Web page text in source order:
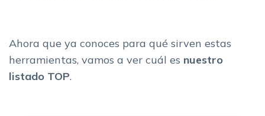
Ahora que ya conoces para qué sirven estas
herramientas, vamos a ver cuál es nuestro
listado TOP.